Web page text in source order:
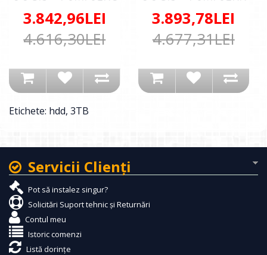
3.842,96LEI
4.616,30LEI
3.893,78LEI
4.677,31LEI
Etichete: hdd, 3TB
Servicii Clienţi
Pot să instalez singur?
Solicitări Suport tehnic și Returnări
Contul meu
Istoric comenzi
Listă dorințe